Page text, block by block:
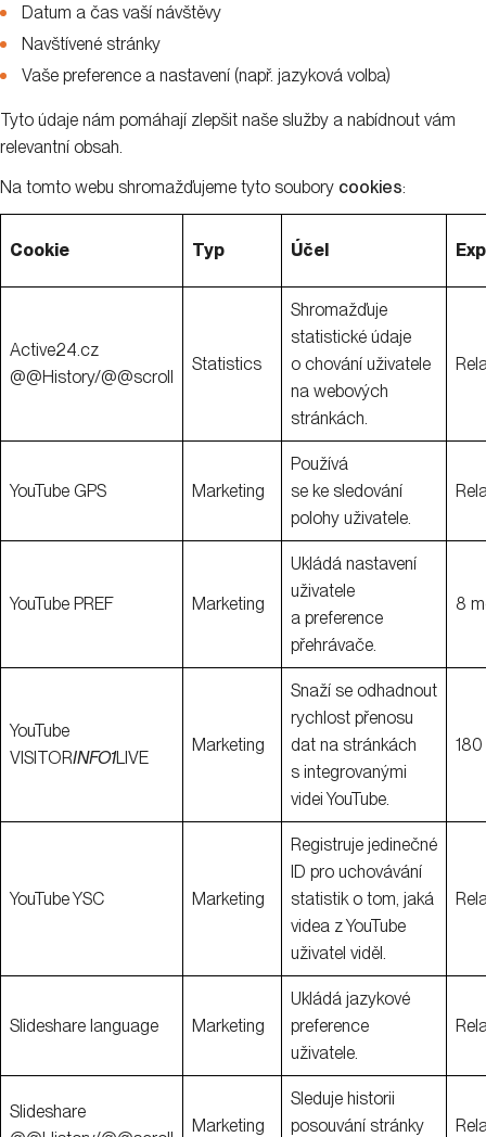
Datum a čas vaší návštěvy
Navštívené stránky
Vaše preference a nastavení (např. jazyková volba)
Tyto údaje nám pomáhají zlepšit naše služby a nabídnout vám
relevantní obsah.
Na tomto webu shromažďujeme tyto soubory cookies:
Cookie Typ Účel
Active24.cz
@@History/@@scroll
Statistics
Shromažďuje
statistické údaje
o chování uživatele
na webových
stránkách.
YouTube GPS Marketing
Používá
se ke sledování
polohy uživatele.
YouTube PREF Marketing
Ukládá nastavení
uživatele
a preference
přehrávače.
8
YouTube
VISITORINFO1LIVE
Marketing
Snaží se odhadnout
rychlost přenosu
dat na stránkách
s integrovanými
videi YouTube.
YouTube YSC Marketing
Registruje jedinečné
ID pro uchovávání
statistik o tom, jaká
videa z YouTube
uživatel viděl.
Slideshare language Marketing
Ukládá jazykové
preference
uživatele.
Slideshare
Marketing
Sleduje historii
posouvání stránky